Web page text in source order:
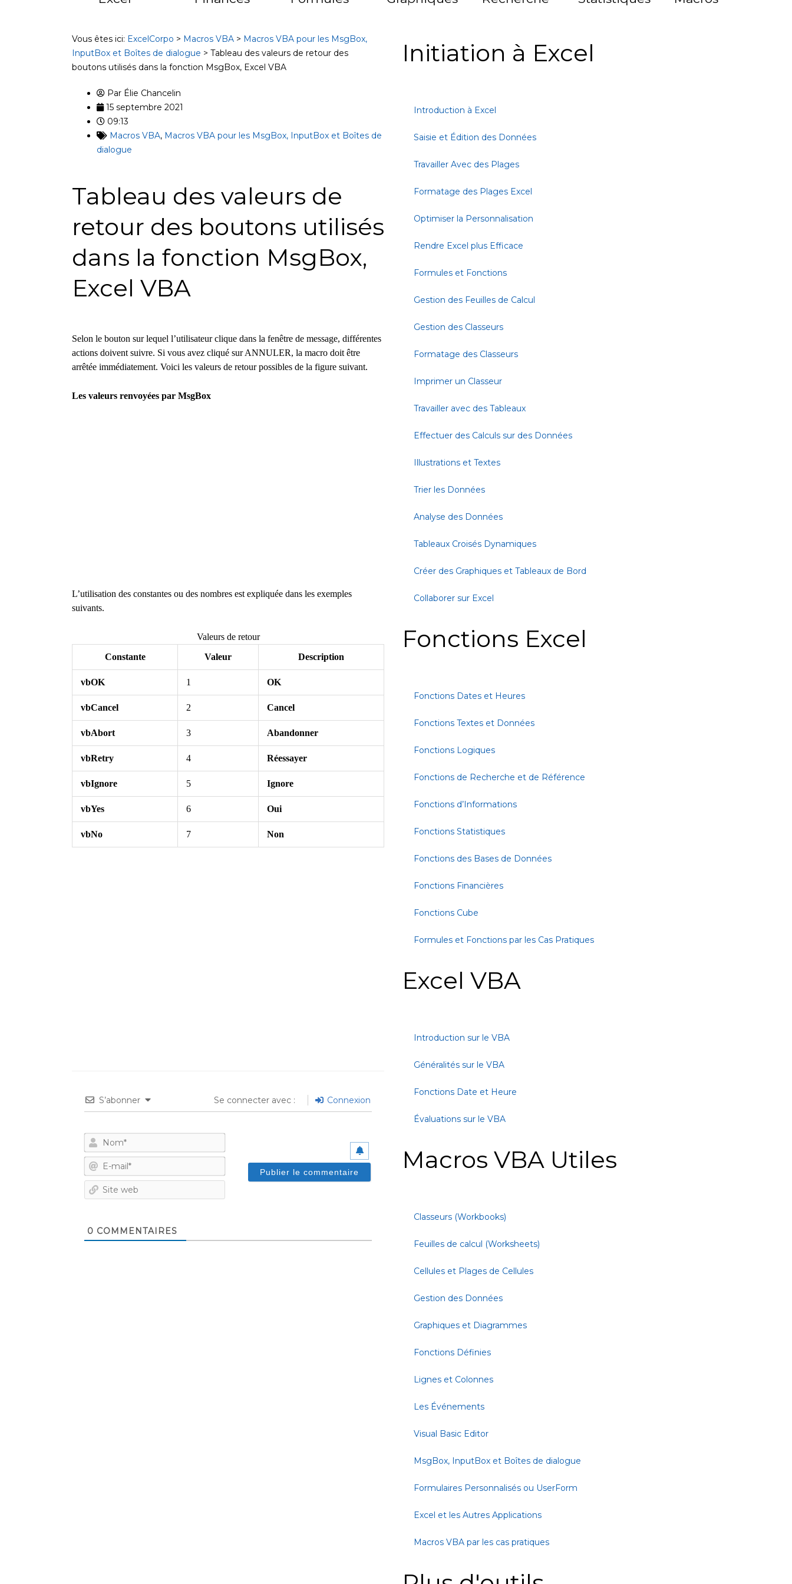
Vous êtes ici: ExcelCorpo > Macros VBA > Macros VBA pour les MsgBox,
InputBox et Boîtes de dialogue > Tableau des valeurs de retour des
boutons utilisés dans la fonction MsgBox, Excel VBA
Par Élie Chancelin
15 septembre 2021
09:13
Macros VBA, Macros VBA pour les MsgBox, InputBox et Boîtes de
dialogue
Tableau des valeurs de
retour des boutons utilisés
dans la fonction MsgBox,
Excel VBA
Selon le bouton sur lequel l’utilisateur clique dans la fenêtre de message, différentes
actions doivent suivre. Si vous avez cliqué sur ANNULER, la macro doit être
arrêtée immédiatement. Voici les valeurs de retour possibles de la figure suivant.
Les valeurs renvoyées par MsgBox
L’utilisation des constantes ou des nombres est expliquée dans les exemples
suivants.
Valeurs de retour
Constante
Valeur Description
vbOK 1 OK
vbCancel 2 Cancel
vbAbort 3 Abandonner
vbRetry 4 Réessayer
vbIgnore 5 Ignore
vbYes 6 Oui
vbNo 7 Non
S’abonner Se connecter avec : Connexion
Nom*
E-
0 COMMENTAIRES
Initiation à Excel
Introduction à Excel
Saisie et Édition des Données
Travailler Avec des Plages
Formatage des Plages Excel
Optimiser la Personnalisation
Rendre Excel plus Efficace
Formules et Fonctions
Gestion des Feuilles de Calcul
Gestion des Classeurs
Formatage des Classeurs
Imprimer un Classeur
Travailler avec des Tableaux
Effectuer des Calculs sur des Données
Illustrations et Textes
Trier les Données
Analyse des Données
Tableaux Croisés Dynamiques
Créer des Graphiques et Tableaux de Bord
Collaborer sur Excel
Fonctions Excel
Fonctions Dates et Heures
Fonctions Textes et Données
Fonctions Logiques
Fonctions de Recherche et de Référence
Fonctions d’Informations
Fonctions Statistiques
Fonctions des Bases de Données
Fonctions Financières
Fonctions Cube
Formules et Fonctions par les Cas Pratiques
Excel VBA
Introduction sur le VBA
Généralités sur le VBA
Fonctions Date et Heure
Évaluations sur le VBA
Macros VBA Utiles
Classeurs (Workbooks)
Feuilles de calcul (Worksheets)
Cellules et Plages de Cellules
Gestion des Données
Graphiques et Diagrammes
Fonctions Définies
Lignes et Colonnes
Les Événements
Visual Basic Editor
MsgBox, InputBox et Boîtes de dialogue
Formulaires Personnalisés ou UserForm
Excel et les Autres Applications
Macros VBA par les cas pratiques